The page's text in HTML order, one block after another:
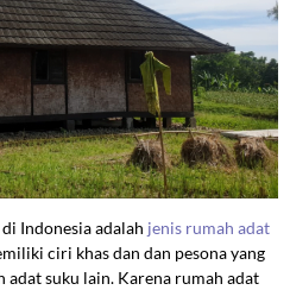
Indonesia adalah jenis rumah adat
ciri khas dan dan pesona yang
adat suku lain. Karena rumah adat